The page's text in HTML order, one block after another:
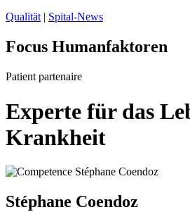
Qualität| Spital-News
Focus Humanfaktoren
Patient partenaire
Experte für das
Krankheit
Stéphane Coendoz